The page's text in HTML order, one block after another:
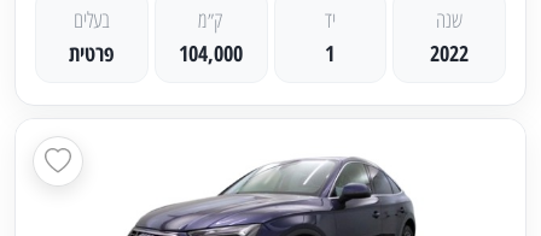
שנה
2022
יד
1
ק״מ
104,000
בעלים
פרטית